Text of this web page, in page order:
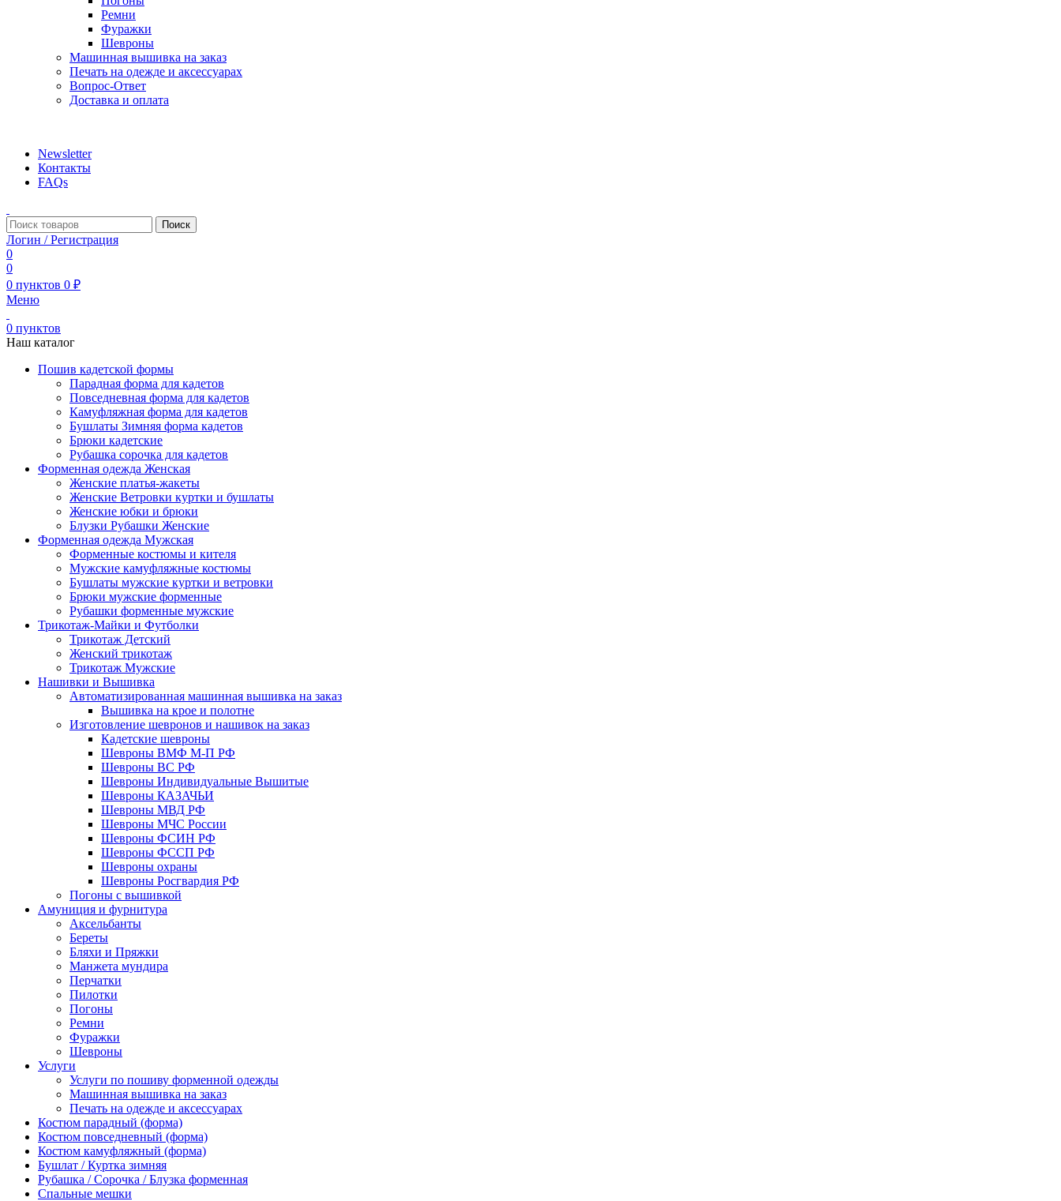
Ремни
Фуражки
Шевроны
Машинная вышивка на заказ
Печать на одежде и аксессуарах
Вопрос-Ответ
Доставка и оплата
Newsletter
Контакты
FAQs
Поиск
Логин / Регистрация
0
0
0 пунктов 0 ₽
Меню
0 пунктов
Наш каталог
Пошив кадетской формы
Парадная форма для кадетов
Повседневная форма для кадетов
Камуфляжная форма для кадетов
Бушлаты Зимняя форма кадетов
Брюки кадетские
Рубашка сорочка для кадетов
Форменная одежда Женская
Женские платья-жакеты
Женские Ветровки куртки и бушлаты
Женские юбки и брюки
Блузки Рубашки Женские
Форменная одежда Мужская
Форменные костюмы и кителя
Мужские камуфляжные костюмы
Бушлаты мужские куртки и ветровки
Брюки мужские форменные
Рубашки форменные мужские
Трикотаж-Майки и Футболки
Трикотаж Детский
Женский трикотаж
Трикотаж Мужские
Нашивки и Вышивка
Автоматизированная машинная вышивка на заказ
Вышивка на крое и полотне
Изготовление шевронов и нашивок на заказ
Кадетские шевроны
Шевроны ВМФ М-П РФ
Шевроны ВС РФ
Шевроны Индивидуальные Вышитые
Шевроны КАЗАЧЬИ
Шевроны МВД РФ
Шевроны МЧС России
Шевроны ФСИН РФ
Шевроны ФССП РФ
Шевроны охраны
Шевроны Росгвардия РФ
Погоны с вышивкой
Амуниция и фурнитура
Аксельбанты
Береты
Бляхи и Пряжки
Манжета мундира
Перчатки
Пилотки
Погоны
Ремни
Фуражки
Шевроны
Услуги
Услуги по пошиву форменной одежды
Машинная вышивка на заказ
Печать на одежде и аксессуарах
Костюм парадный (форма)
Костюм повседневный (форма)
Костюм камуфляжный (форма)
Бушлат / Куртка зимняя
Рубашка / Сорочка / Блузка форменная
Спальные мешки